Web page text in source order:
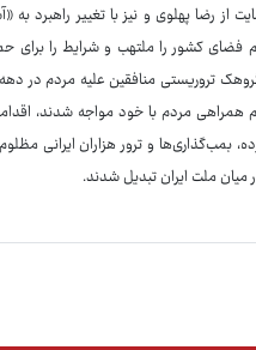
از رضا پهلوی و نیز با تغییر
فضای کشور را ملتهب و شرایط را برای
مردم با خود مواجه شدند،
بمب‌گذاری‌ها و ترور هزاران ایرانی
میان ملت ایران تبدیل شدند.